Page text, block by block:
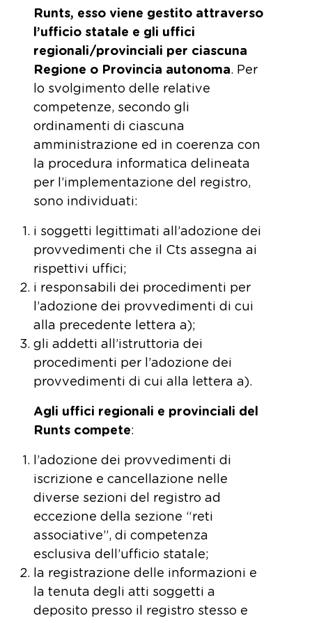
Runts, esso viene gestito attraverso
l’ufficio statale e gli uffici
regionali/provinciali per ciascuna
Regione o Provincia autonoma. Per
lo svolgimento delle relative
competenze, secondo gli
ordinamenti di ciascuna
amministrazione ed in coerenza con
la procedura informatica delineata
per l’implementazione del registro,
sono individuati:
i soggetti legittimati all’adozione dei
provvedimenti che il Cts assegna ai
rispettivi uffici;
i responsabili dei procedimenti per
l’adozione dei provvedimenti di cui
alla precedente lettera a);
gli addetti all’istruttoria dei
procedimenti per l’adozione dei
provvedimenti di cui alla lettera a).
Agli uffici regionali e provinciali del
Runts compete:
l’adozione dei provvedimenti di
iscrizione e cancellazione nelle
diverse sezioni del registro ad
eccezione della sezione “reti
associative”, di competenza
esclusiva dell’ufficio statale;
la registrazione delle informazioni e
la tenuta degli atti soggetti a
deposito presso il registro stesso e